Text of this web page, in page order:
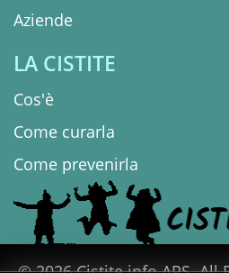
Aziende
LA CISTITE
Cos'è
Come curarla
Come prevenirla